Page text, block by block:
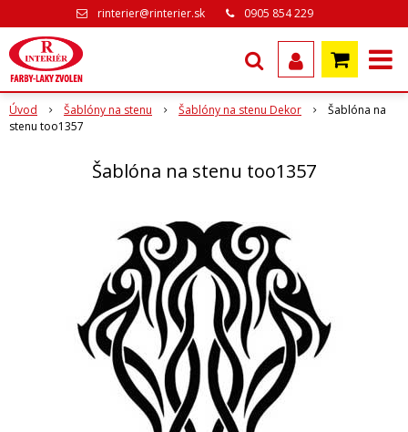
rinterier@rinterier.sk 0905 854 229
Úvod Šablóny na stenu Šablóny na stenu Dekor
Šablóna na
stenu too1357
Šablóna na stenu too1357